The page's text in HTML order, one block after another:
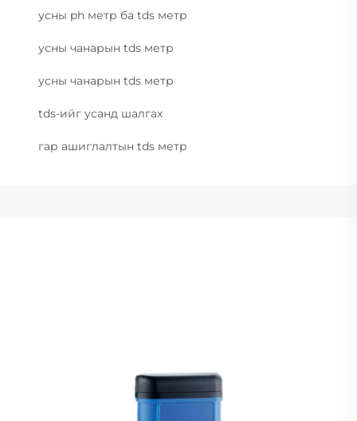
усны ph метр ба tds метр
усны чанарын tds метр
усны чанарын tds метр
tds-ийг усанд шалгах
гар ашиглалтын tds метр